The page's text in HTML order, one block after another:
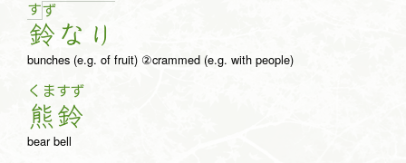
すず
鈴 な り
bunches (e.g. of fruit) ②crammed (e.g. with people)
くま
熊
すず
鈴
bear bell